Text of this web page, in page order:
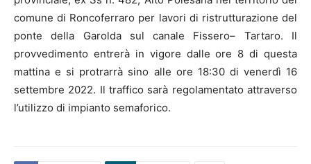
comune di Roncoferraro per lavori di ristrutturazione del
ponte della Garolda sul canale Fissero– Tartaro. Il
provvedimento entrerà in vigore dalle ore 8 di questa
mattina e si protrarrà sino alle ore 18:30 di venerdì 16
settembre 2022. Il traffico sarà regolamentato attraverso
l’utilizzo di impianto semaforico.